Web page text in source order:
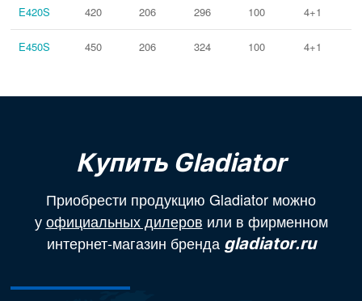
E420S 420 206 296 100 4+1
E450S 450 206 324 100 4+1
Купить Gladiator
Приобрести продукцию Gladiator можно
уофициальных дилеров или в фирменном
интернет-магазин бренда gladiator.ru